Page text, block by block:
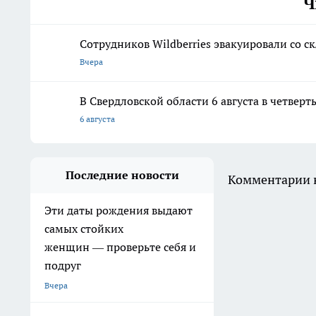
Сотрудников Wildberries эвакуировали со
Вчера
В Свердловской области 6 августа в
6 августа
Последние новости
Эти даты рождения выдают
самых стойких
женщин — проверьте себя и
подруг
Вчера
Комментарии